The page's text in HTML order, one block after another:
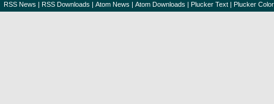
RSS News | RSS Downloads | Atom News | Atom Downloads | Plucker Text | Plucker Color